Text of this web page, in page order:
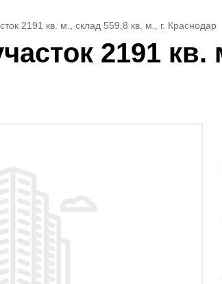
2191 кв. м., склад 559,8 кв. м., г. Краснодар
2191 кв.